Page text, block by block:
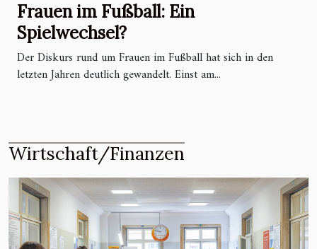
Frauen im Fußball: Ein
Spielwechsel?
Der Diskurs rund um Frauen im Fußball hat sich in den
letzten Jahren deutlich gewandelt. Einst am...
Wirtschaft/Finanzen